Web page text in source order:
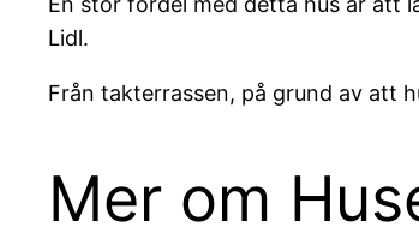
Lidl.
Från takterrassen, på grund av att
Mer om